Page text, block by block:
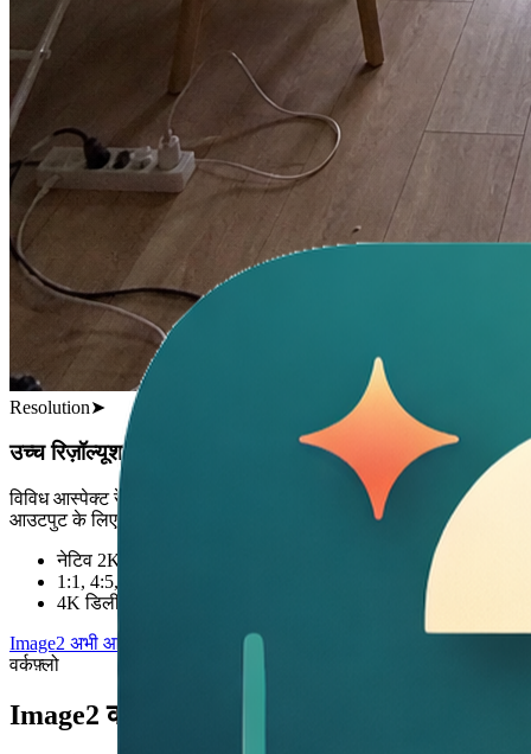
Resolution➤
उच्च रिज़ॉल्यूशन व लचीले आस्पेक्ट रेशियो
विविध आस्पेक्ट रेशियो और शानदार 2K व 4K रिज़ॉल्यूशन—प्रो-ग्रेड
आउटपुट के लिए तैयार।
नेटिव 2K फ्रेम, तेज किनारे और स्मूद ग्रेडिएंट
1:1, 4:5, 16:9, 21:9 और वर्टिकल स्टोरीज़ के लिए अनुकूल लेआउट
4K डिलीवेरेबल तक साफ़ अपस्केल—अतिरिक्त नॉइज़ के बिना
Image2 अभी आज़माएं
वर्कफ़्लो
Image2 का उपयोग कैसे करें